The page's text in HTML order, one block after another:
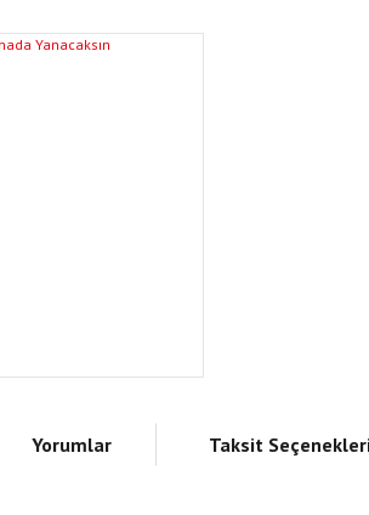
Yorumlar Taksit